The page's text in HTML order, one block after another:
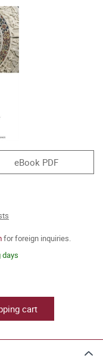
eBook PDF
for foreign inquiries.
days
cart